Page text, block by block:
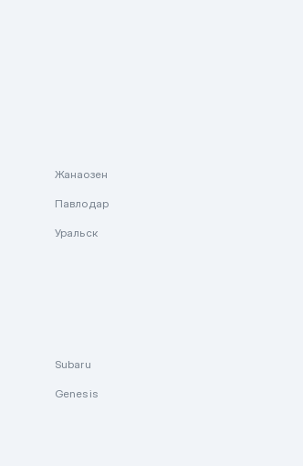
Жанаозен
Павлодар
Уральск
Subaru
Genesis